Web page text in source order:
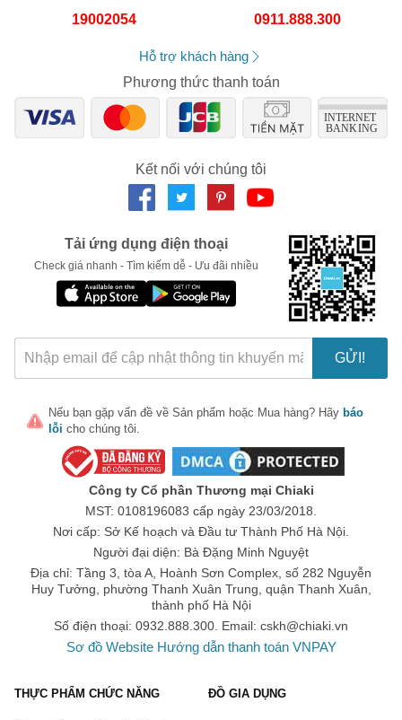
19002054
0911.888.300
Hỗ trợ khách hàng
Phương thức thanh toán
Kết nối với chúng tôi
Tải ứng dụng điện thoại
Check giá nhanh - Tìm kiếm dễ - Ưu đãi nhiều
GỬI!
Nếu bạn gặp vấn đề về Sản phẩm hoặc Mua hàng? Hãy báo
lỗi cho chúng tôi.
Công ty Cổ phần Thương mại Chiaki
MST: 0108196083 cấp ngày 23/03/2018.
Nơi cấp: Sở Kế hoạch và Đầu tư Thành Phố Hà Nội.
Người đại diện: Bà Đặng Minh Nguyệt
Địa chỉ: Tầng 3, tòa A, Hoành Sơn Complex, số 282 Nguyễn
Huy Tưởng, phường Thanh Xuân Trung, quận Thanh Xuân,
thành phố Hà Nội
Số điện thoại: 0932.888.300. Email: cskh@chiaki.vn
Sơ đồ Website Hướng dẫn thanh toán VNPAY
THỰC PHẨM CHỨC NĂNG ĐỒ GIA DỤNG
Số lần áp dụng:1lần
Chỉ áp dụng cho gian hàng:
LẤY MÃ NGAY